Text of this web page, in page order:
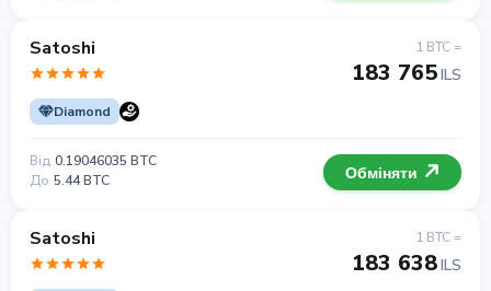
Satoshi
Diamond
1 BTC =
183 765ILS
Від 0.19046035 BTC
До 5.44 BTC Обміняти
Satoshi 1 BTC =
183 638ILS